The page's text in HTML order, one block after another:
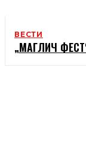
ВЕСТИ
„МАГЛИЧ